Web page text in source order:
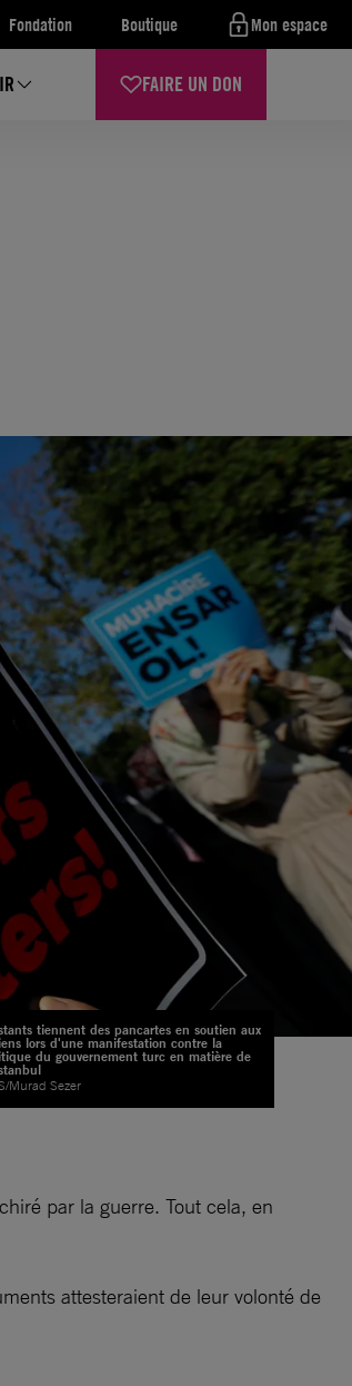
Fondation Boutique Mon espace
FAIRE UN DON
tiennent des pancartes en soutien aux
lors d'une manifestation contre la
du gouvernement turc en matière de
Murad Sezer
par la guerre. Tout cela, en
attesteraient de leur volonté de